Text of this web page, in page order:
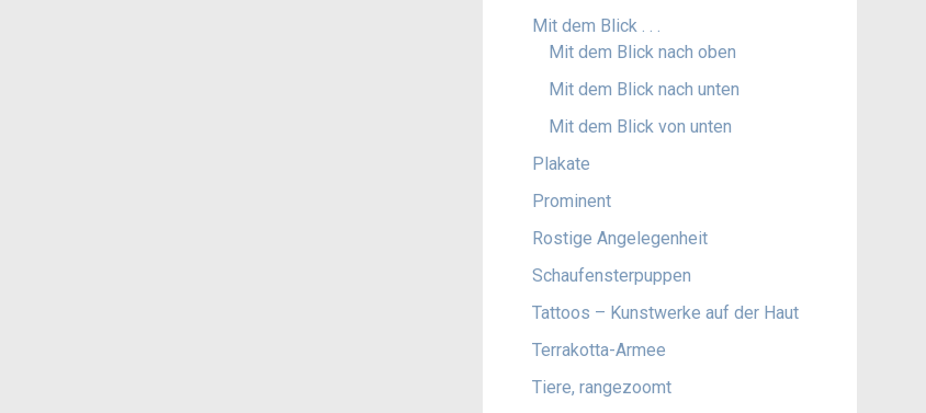
Mit dem Blick . . .
Mit dem Blick nach oben
Mit dem Blick nach unten
Mit dem Blick von unten
Plakate
Prominent
Rostige Angelegenheit
Schaufensterpuppen
Tattoos – Kunstwerke auf der Haut
Terrakotta-Armee
Tiere, rangezoomt